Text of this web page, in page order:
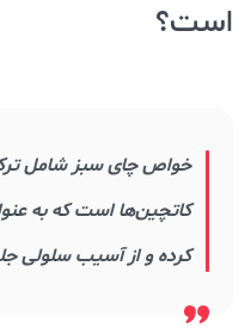
است؟
خواص چای سبز شامل
کاتچین‌ها است که به
کرده و از آسیب سلولی